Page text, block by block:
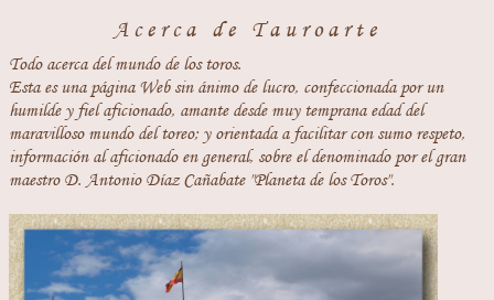
Acerca de Tauroarte
Todo acerca del mundo de los toros.
Esta es una página Web sin ánimo de lucro, confeccionada por un
humilde y fiel aficionado, amante desde muy temprana edad del
maravilloso mundo del toreo; y orientada a facilitar con sumo respeto,
información al aficionado en general, sobre el denominado por el gran
maestro D. Antonio Díaz Cañabate "Planeta de los Toros".